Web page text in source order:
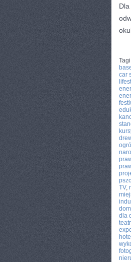
car
TV,
dla